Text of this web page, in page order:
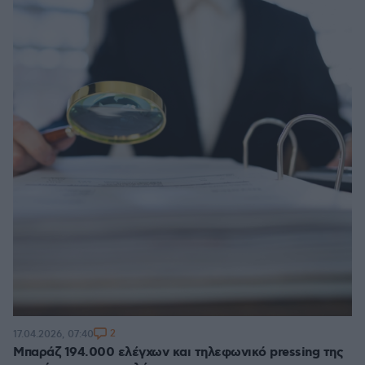
Μπαράζ 194.000 ελέγχων και τηλεφωνικό pressing της
17.04.2026, 07:40 2